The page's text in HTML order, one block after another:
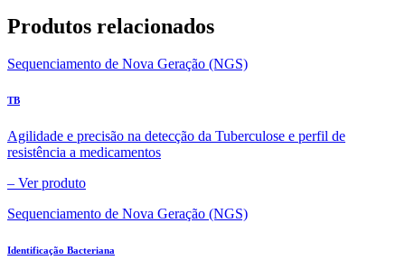
Produtos relacionados
Sequenciamento de Nova Geração (NGS)
TB
Agilidade e precisão na detecção da Tuberculose e perfil de
resistência a medicamentos
– Ver produto
Sequenciamento de Nova Geração (NGS)
Identificação Bacteriana